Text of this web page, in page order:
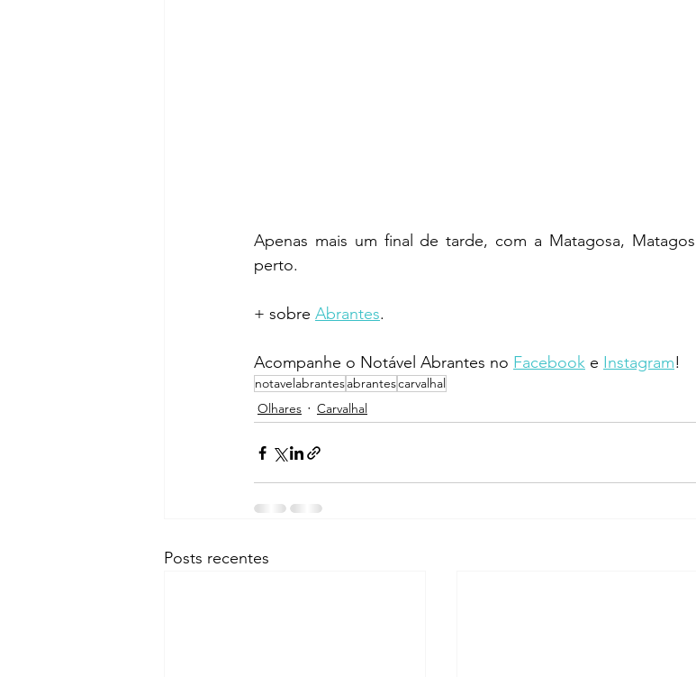
Apenas mais um final de tarde, com a Matagosa,
perto.
+ sobre Abrantes.
Acompanhe o Notável Abrantes no Facebook e Instagram!
notavelabrantesabrantescarvalhal
Olhares
Carvalhal
Posts recentes